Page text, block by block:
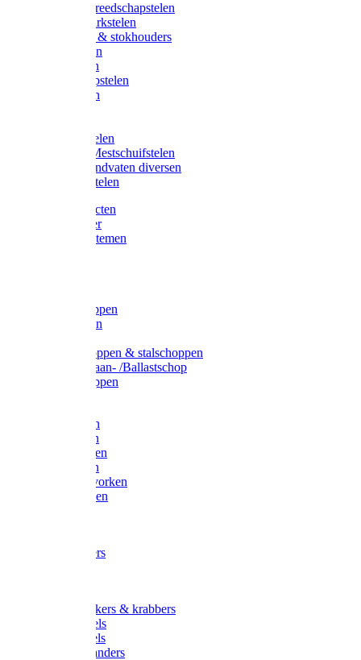
Overige gereedschapstelen
Bezem-/Harkstelen
Handvaten & stokhouders
Hamerstelen
Spadestelen
Graanschopstelen
Schopstelen
Gardena stelen
Sneeuw- /Mestschuifstelen
Stelen / Handvaten diversen
Telescoopstelen
Tuin producten
Fruitplukker
Ophangsystemen
Betonschoppen
Schepbatsen
Ballastschoppen & stalschoppen
Slijtsrip Graan- /Ballastschop
Graanschoppen
Hooivorken
Mestvorken
Bietenvorken
Maisvorken
Aardappelvorken
Vijgenvorken
Tuinkrabbers
Onkruidstekers & krabbers
Hartschoffels
Ruitschoffels
Onkruidbranders